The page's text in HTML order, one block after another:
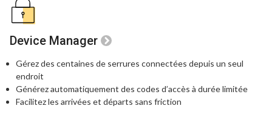
Device Manager
Gérez des centaines de serrures connectées depuis un seul
endroit
Générez automatiquement des codes d’accès à durée limitée
Facilitez les arrivées et départs sans friction